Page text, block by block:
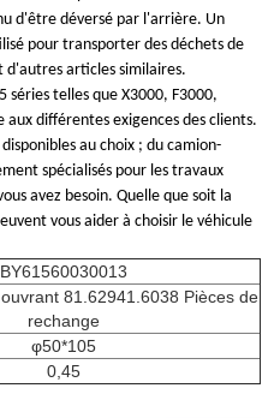
d'être déversé par l'arrière. Un
pour transporter des déchets de
articles similaires.
séries telles que X3000, F3000,
différentes exigences des clients.
au choix ; du camion-
spécialisés pour les travaux
avez besoin. Quelle que soit la
vous aider à choisir le véhicule
BY61560030013
81.62941.6038 Pièces de
rechange
φ50*105
0,45